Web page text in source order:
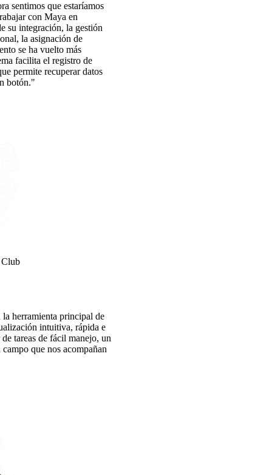
sentimos que estaríamos
con Maya en
su integración, la gestión
la asignación de
se ha vuelto más
facilita el registro de
permite recuperar datos
botón."
herramienta principal de
intuitiva, rápida e
tareas de fácil manejo, un
que nos acompañan